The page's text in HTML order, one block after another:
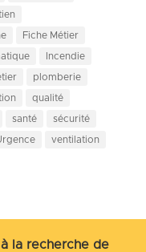
Fiche Métier
Incendie
plomberie
qualité
santé sécurité
ventilation
la recherche de